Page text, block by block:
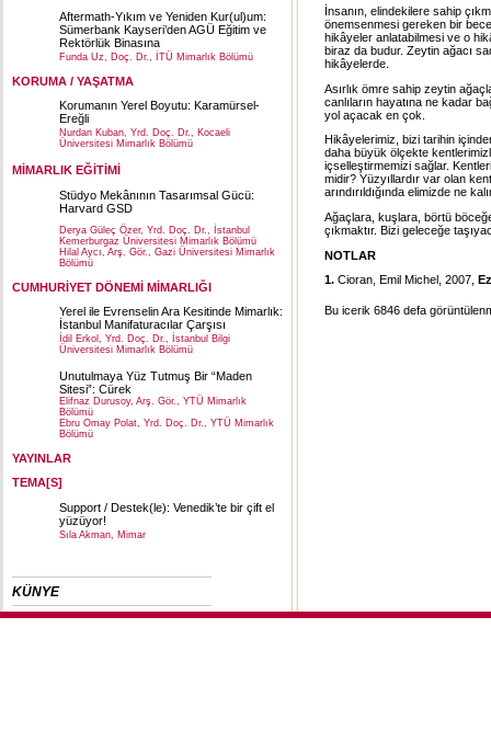
Aftermath-Yıkım ve Yeniden Kur(ul)um:
Sümerbank Kayseri’den AGÜ Eğitim ve
Rektörlük Binasına
Funda Uz, Doç. Dr., İTÜ Mimarlık Bölümü
KORUMA / YAŞATMA
Korumanın Yerel Boyutu: Karamürsel-
Ereğli
Nurdan Kuban, Yrd. Doç. Dr., Kocaeli
Üniversitesi Mimarlık Bölümü
MİMARLIK EĞİTİMİ
Stüdyo Mekânının Tasarımsal Gücü:
Harvard GSD
Derya Güleç Özer, Yrd. Doç. Dr., İstanbul
Kemerburgaz Üniversitesi Mimarlık Bölümü
Hilal Aycı, Arş. Gör., Gazi Üniversitesi Mimarlık
Bölümü
CUMHURİYET DÖNEMİ MİMARLIĞI
Yerel ile Evrenselin Ara Kesitinde Mimarlık:
İstanbul Manifaturacılar Çarşısı
İdil Erkol, Yrd. Doç. Dr., İstanbul Bilgi
Üniversitesi Mimarlık Bölümü
Unutulmaya Yüz Tutmuş Bir “Maden
Sitesi”: Cürek
Elifnaz Durusoy, Arş. Gör., YTÜ Mimarlık
Bölümü
Ebru Omay Polat, Yrd. Doç. Dr., YTÜ Mimarlık
Bölümü
YAYINLAR
TEMA[S]
Support / Destek(le): Venedik’te bir çift el
yüzüyor!
Sıla Akman, Mimar
KÜNYE
İnsanın, elindekilere sahip
önemsenmesi gereken bir
hikâyeler anlatabilmesi ve o
biraz da budur. Zeytin ağacı
hikâyelerde.
Asırlık ömre sahip zeytin
canlıların hayatına ne kadar
yol açacak en çok.
Hikâyelerimiz, bizi tarihin
daha büyük ölçekte
içselleştirmemizi sağlar.
midir? Yüzyıllardır var olan
arındırıldığında elimizde ne
Ağaçlara, kuşlara, börtü
çıkmaktır. Bizi geleceğe
NOTLAR
1. Cioran, Emil Michel, 2007,
Bu icerik 6846 defa